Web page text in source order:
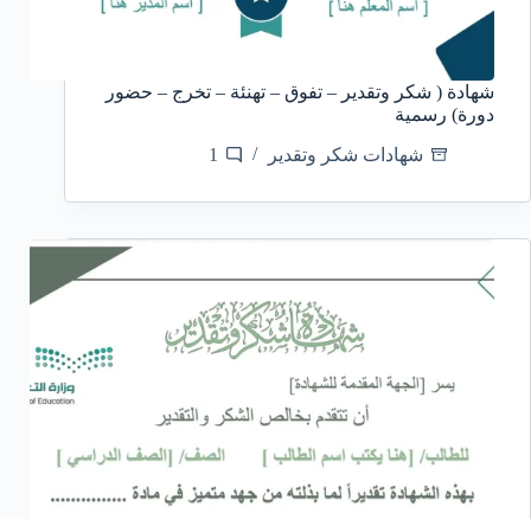
شهادة ( شكر وتقدير – تفوق – تهنئة – تخرج – حضور
دورة) رسمية
شهادات شكر وتقدير
1